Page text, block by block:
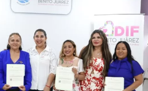
de sus seres queridos,
experiencia recreativa que fomentó la
y la práctica de hábitos
el Ayuntamiento de Benito
de construir una corporación
ámbito personal y familiar,